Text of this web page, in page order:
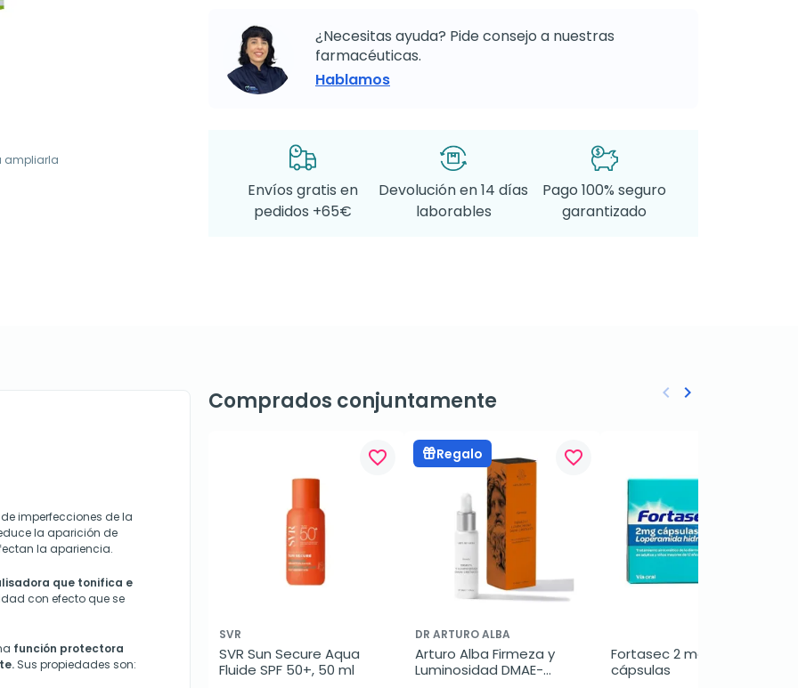
ampliarla
¿Necesitas ayuda? Pide consejo a nuestras
farmacéuticas.
Hablamos
Envíos gratis en
pedidos +65€
Devolución en 14 días
laborables
Pago 100% seguro
garantizado
imperfecciones de la
la aparición de
la apariencia.
que tonifica e
con efecto que se
función protectora
Sus propiedades son:
Comprados conjuntamente
favorite_border
SVR
SVR Sun Secure Aqua
Fluide SPF 50+, 50 ml
Regalo favorite_border
DR ARTURO ALBA
Arturo Alba Firmeza y
Luminosidad DMAE-
Fortasec 2 mg, 20
cápsulas
Anterior
keyboard_arrow_left Siguiente
keyboard_arrow_right